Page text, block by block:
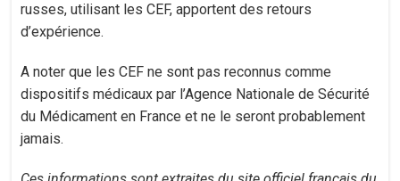
russes, utilisant les CEF, apportent des retours
d’expérience.
A noter que les CEF ne sont pas reconnus comme
dispositifs médicaux par l’Agence Nationale de Sécurité
du Médicament en France et ne le seront probablement
jamais.